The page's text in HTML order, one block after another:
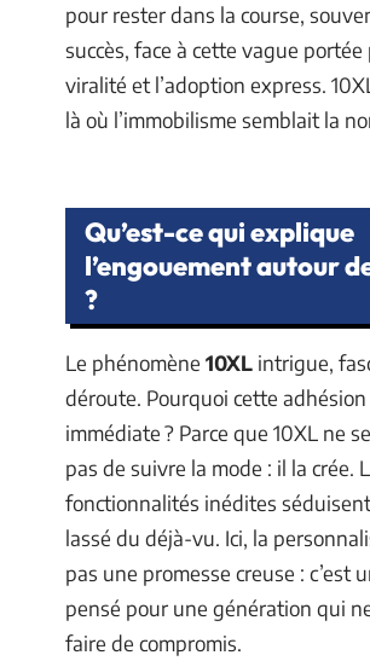
pour rester dans la course,
succès, face à cette vague portée
viralité et l’adoption express.
là où l’immobilisme semblait la
Qu’est-ce qui explique
l’engouement autour
?
Le phénomène 10XL intrigue,
déroute. Pourquoi cette adhésion
immédiate ? Parce que 10XL ne
pas de suivre la mode : il la crée.
fonctionnalités inédites
lassé du déjà-vu. Ici, la
pas une promesse creuse : c’est
pensé pour une génération qui
faire de compromis.